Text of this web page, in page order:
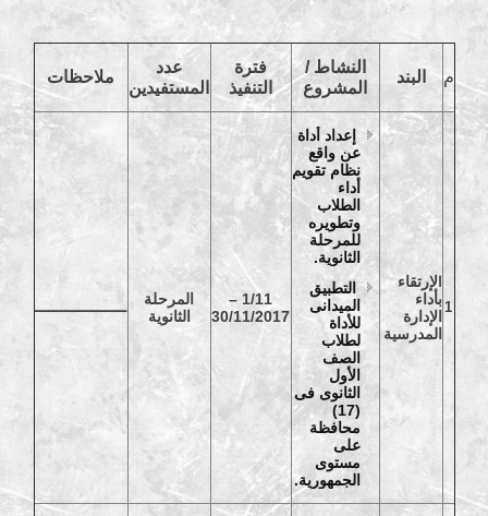
م البند
النشاط /
المشروع
فترة
التنفيذ
عدد
المستفيدين
ملاحظات
1
الإرتقاء
بأداء
الإدارة
المدرسية
إعداد أداة
عن واقع
نظام تقويم
أداء
الطلاب
وتطويره
للمرحلة
الثانوية.
التطبيق
الميدانى
للأداة
لطلاب
الصف
الأول
الثانوى فى
(17)
محافظة
على
مستوى
الجمهورية.
1/11 –
30/11/2017
المرحلة
الثانوية
ـــــــــــــــــــــ